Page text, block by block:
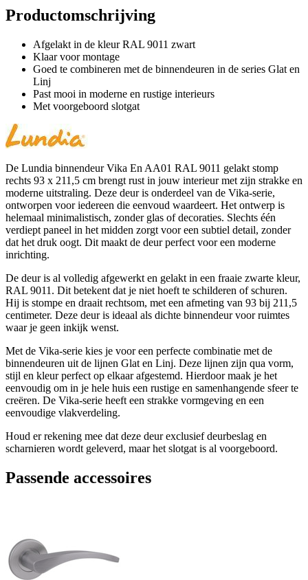
Productomschrijving
Afgelakt in de kleur RAL 9011 zwart
Klaar voor montage
Goed te combineren met de binnendeuren in de series Glat en
Linj
Past mooi in moderne en rustige interieurs
Met voorgeboord slotgat
De Lundia binnendeur Vika En AA01 RAL 9011 gelakt stomp
rechts 93 x 211,5 cm brengt rust in jouw interieur met zijn strakke en
moderne uitstraling. Deze deur is onderdeel van de Vika-serie,
ontworpen voor iedereen die eenvoud waardeert. Het ontwerp is
helemaal minimalistisch, zonder glas of decoraties. Slechts één
verdiept paneel in het midden zorgt voor een subtiel detail, zonder
dat het druk oogt. Dit maakt de deur perfect voor een moderne
inrichting.
De deur is al volledig afgewerkt en gelakt in een fraaie zwarte kleur,
RAL 9011. Dit betekent dat je niet hoeft te schilderen of schuren.
Hij is stompe en draait rechtsom, met een afmeting van 93 bij 211,5
centimeter. Deze deur is ideaal als dichte binnendeur voor ruimtes
waar je geen inkijk wenst.
Met de Vika-serie kies je voor een perfecte combinatie met de
binnendeuren uit de lijnen Glat en Linj. Deze lijnen zijn qua vorm,
stijl en kleur perfect op elkaar afgestemd. Hierdoor maak je het
eenvoudig om in je hele huis een rustige en samenhangende sfeer te
creëren. De Vika-serie heeft een strakke vormgeving en een
eenvoudige vlakverdeling.
Houd er rekening mee dat deze deur exclusief deurbeslag en
scharnieren wordt geleverd, maar het slotgat is al voorgeboord.
Passende accessoires